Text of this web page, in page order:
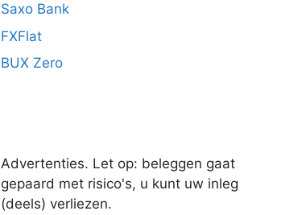
Saxo Bank
FXFlat
BUX Zero
Advertenties. Let op: beleggen gaat
gepaard met risico's, u kunt uw inleg
(deels) verliezen.